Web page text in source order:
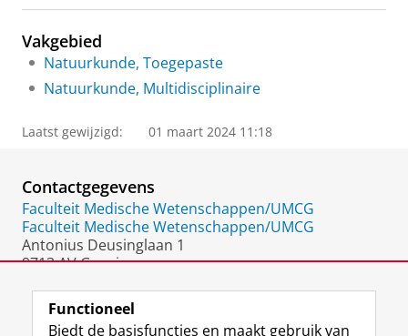
I
e
r
c
h
r
l
Vakgebied
Natuurkunde, Toegepaste
Natuurkunde, Multidisciplinaire
Laatst gewijzigd: 01 maart 2024 11:18
Contactgegevens
Faculteit Medische Wetenschappen/UMCG
Faculteit Medische Wetenschappen/UMCG
Antonius Deusinglaan 1
9713 AV Groningen
Functioneel
Biedt de basisfuncties en maakt gebruik van